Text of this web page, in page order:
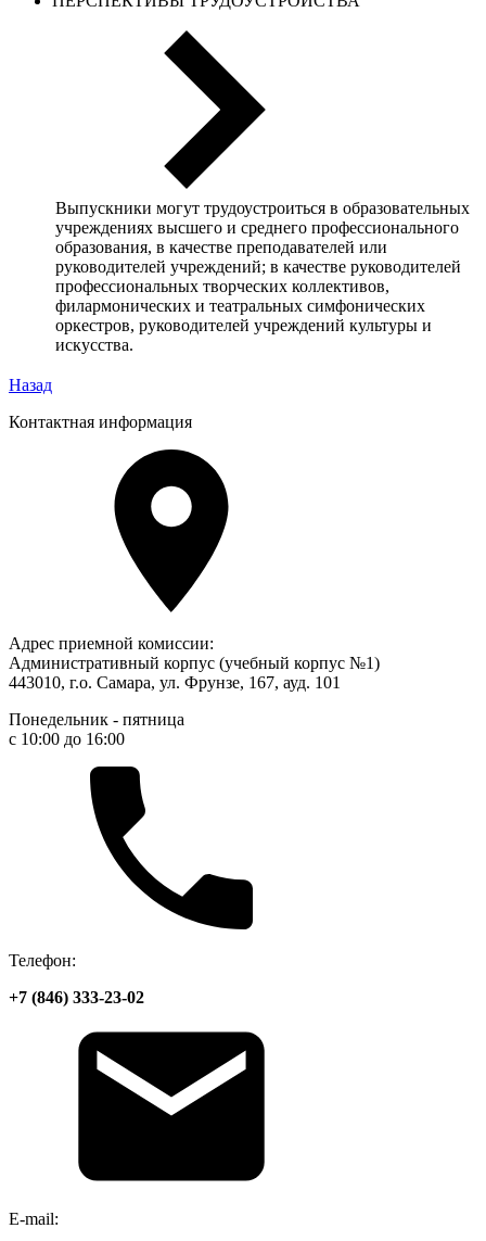
Выпускники могут трудоустроиться в образовательных
учреждениях высшего и среднего профессионального
образования, в качестве преподавателей или
руководителей учреждений; в качестве руководителей
профессиональных творческих коллективов,
филармонических и театральных симфонических
оркестров, руководителей учреждений культуры и
искусства.
Назад
Контактная информация
Адрес приемной комиссии:
Административный корпус (учебный корпус №1)
443010, г.о. Самара, ул. Фрунзе, 167, ауд. 101
Понедельник - пятница
с 10:00 до 16:00
Телефон:
+7 (846) 333-23-02
Е-mail: